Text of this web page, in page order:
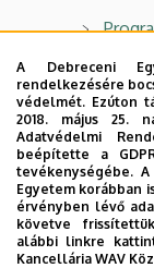
Intézet
Legutóbbi frissítés:
A Debreceni
rendelkezésére
védelmét. Ezúton
2018. május 25.
Adatvédelmi
beépítette a
tevékenységébe.
Egyetem korábban
érvényben lévő
követve
alábbi linkre
Kancellária WAV